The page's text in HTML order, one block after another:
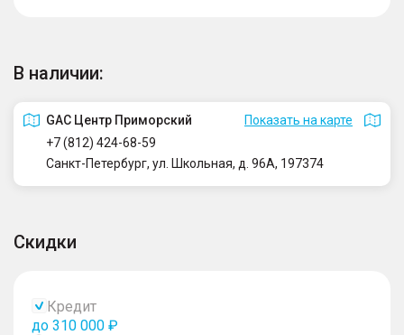
В наличии:
GAC Центр Приморский
Показать на карте
+7 (812) 424-68-59
Санкт-Петербург, ул. Школьная, д. 96А, 197374
Скидки
Кредит
до 310 000 ₽